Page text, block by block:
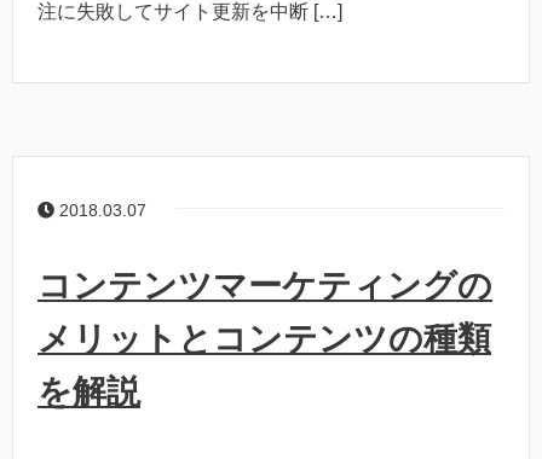
注に失敗してサイト更新を中断 […]
2018.03.07
コンテンツマーケティングの
メリットとコンテンツの種類
を解説